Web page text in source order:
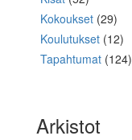
Kokoukset (29)
Koulutukset (12)
Tapahtumat (124)
Arkistot